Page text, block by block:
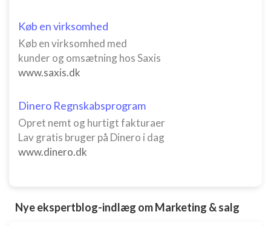
Køb en virksomhed
Køb en virksomhed med
kunder og omsætning hos Saxis
www.saxis.dk
Dinero Regnskabsprogram
Opret nemt og hurtigt fakturaer
Lav gratis bruger på Dinero i dag
www.dinero.dk
Nye ekspertblog-indlæg om Marketing & salg